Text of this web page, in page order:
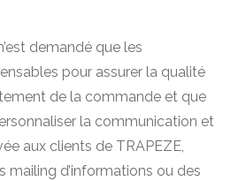
demandé que les
pour assurer la qualité
de la commande et que
la communication et
aux clients de TRAPEZE,
mailing d’informations ou des